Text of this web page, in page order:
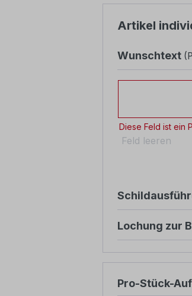
Artikel
Wunschtext
Diese Feld ist ein
Feld leeren
Lochung zur
Pro-Stück-